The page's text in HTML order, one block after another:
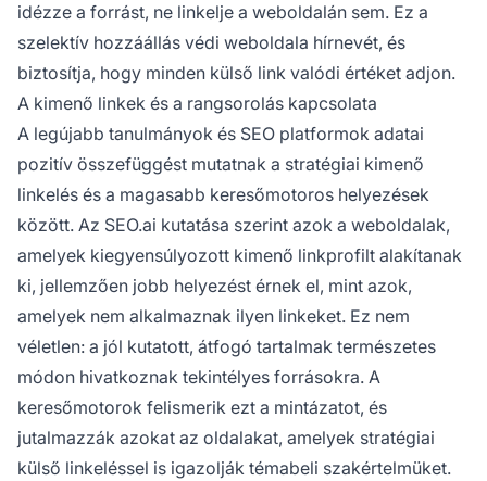
idézze a forrást, ne linkelje a weboldalán sem. Ez a
szelektív hozzáállás védi weboldala hírnevét, és
biztosítja, hogy minden külső link valódi értéket adjon.
A kimenő linkek és a rangsorolás kapcsolata
A legújabb tanulmányok és SEO platformok adatai
pozitív összefüggést mutatnak a stratégiai kimenő
linkelés és a magasabb keresőmotoros helyezések
között. Az SEO.ai kutatása szerint azok a weboldalak,
amelyek kiegyensúlyozott kimenő linkprofilt alakítanak
ki, jellemzően jobb helyezést érnek el, mint azok,
amelyek nem alkalmaznak ilyen linkeket. Ez nem
véletlen: a jól kutatott, átfogó tartalmak természetes
módon hivatkoznak tekintélyes forrásokra. A
keresőmotorok felismerik ezt a mintázatot, és
jutalmazzák azokat az oldalakat, amelyek stratégiai
külső linkeléssel is igazolják témabeli szakértelmüket.